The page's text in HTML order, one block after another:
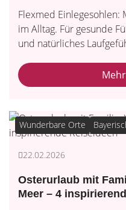
Flexmed
im Alltag. Für gesunde
und natürliches
Wunderbare Orte
22.02.2026
Osterurlaub mit
Meer – 4